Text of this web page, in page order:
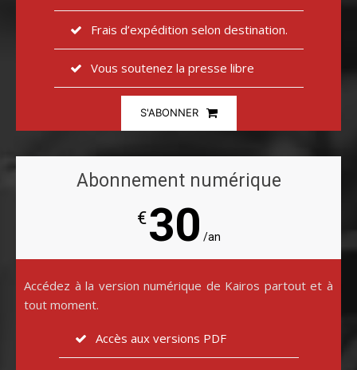
Frais d’expédition selon destination.
Vous soutenez la presse libre
S'ABONNER
Abonnement numérique
€30 /an
Accédez à la version numérique de Kairos partout et à
tout moment.
Accès aux versions PDF